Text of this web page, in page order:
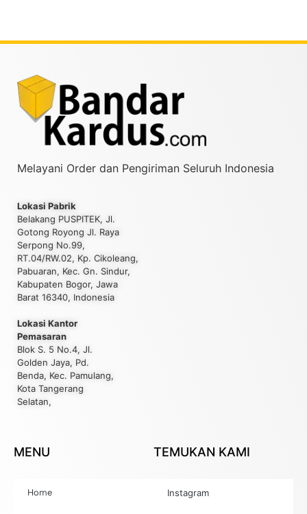
Melayani Order dan Pengiriman Seluruh Indonesia
Lokasi Pabrik
Belakang PUSPITEK, Jl.
Gotong Royong Jl. Raya
Serpong No.99,
RT.04/RW.02, Kp. Cikoleang,
Pabuaran, Kec. Gn. Sindur,
Kabupaten Bogor, Jawa
Barat 16340, Indonesia
Lokasi Kantor
Pemasaran
Blok S. 5 No.4, Jl.
Golden Jaya, Pd.
Benda, Kec. Pamulang,
Kota Tangerang
Selatan,
MENU
Home
TEMUKAN KAMI
Instagram